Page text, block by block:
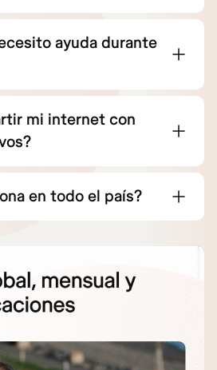
ayuda durante
mi internet con
en todo el país?